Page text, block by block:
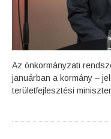
Az önkormányzati
januárban a kormány –
területfejlesztési